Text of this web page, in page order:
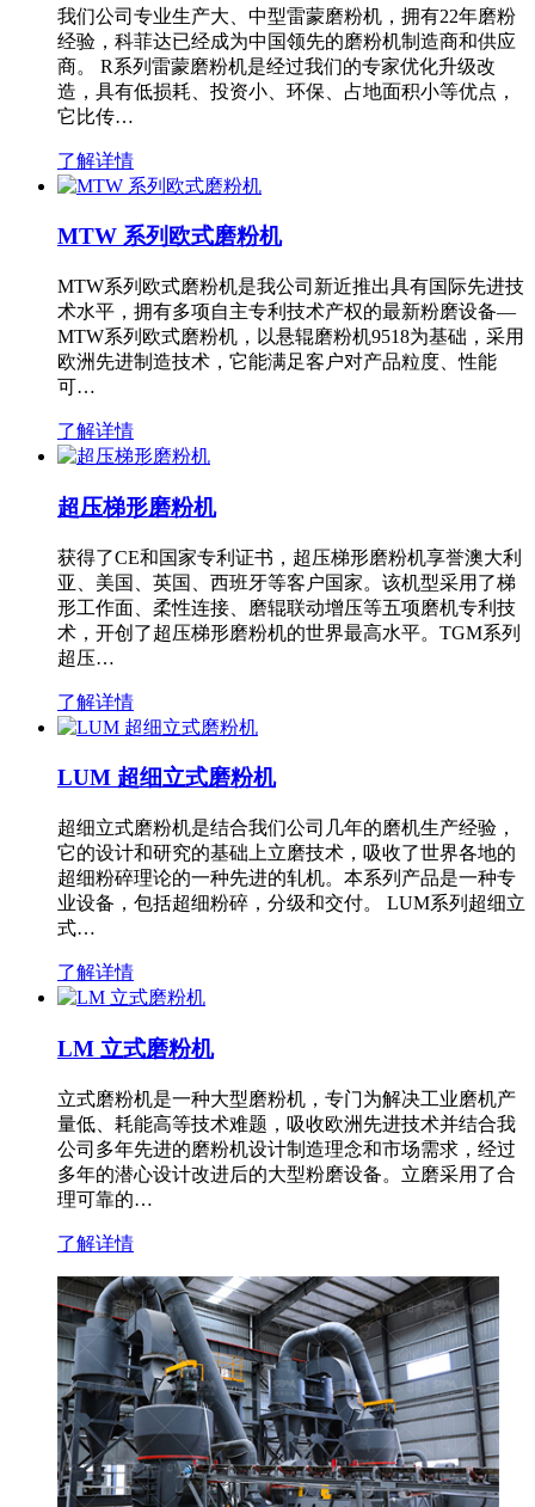
我们公司专业生产大、中型雷蒙磨粉机，拥有22年磨粉
经验，科菲达已经成为中国领先的磨粉机制造商和供应
商。 R系列雷蒙磨粉机是经过我们的专家优化升级改
造，具有低损耗、投资小、环保、占地面积小等优点，
它比传…
了解详情
MTW 系列欧式磨粉机
MTW系列欧式磨粉机是我公司新近推出具有国际先进技
术水平，拥有多项自主专利技术产权的最新粉磨设备—
MTW系列欧式磨粉机，以悬辊磨粉机9518为基础，采用
欧洲先进制造技术，它能满足客户对产品粒度、性能
可…
了解详情
超压梯形磨粉机
获得了CE和国家专利证书，超压梯形磨粉机享誉澳大利
亚、美国、英国、西班牙等客户国家。该机型采用了梯
形工作面、柔性连接、磨辊联动增压等五项磨机专利技
术，开创了超压梯形磨粉机的世界最高水平。TGM系列
超压…
了解详情
LUM 超细立式磨粉机
超细立式磨粉机是结合我们公司几年的磨机生产经验，
它的设计和研究的基础上立磨技术，吸收了世界各地的
超细粉碎理论的一种先进的轧机。本系列产品是一种专
业设备，包括超细粉碎，分级和交付。 LUM系列超细立
式…
了解详情
LM 立式磨粉机
立式磨粉机是一种大型磨粉机，专门为解决工业磨机产
量低、耗能高等技术难题，吸收欧洲先进技术并结合我
公司多年先进的磨粉机设计制造理念和市场需求，经过
多年的潜心设计改进后的大型粉磨设备。立磨采用了合
理可靠的…
了解详情